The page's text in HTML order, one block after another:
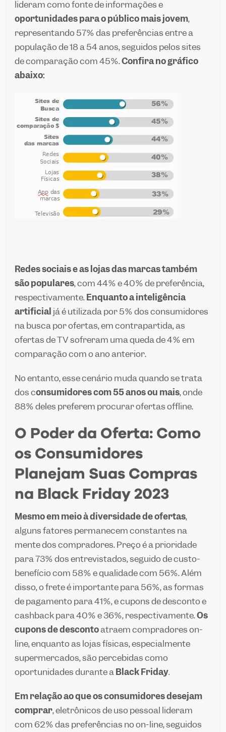
lideram como fonte de informações e
oportunidades para o público mais jovem,
representando 57% das preferências entre a
população de 18 a 54 anos, seguidos pelos sites
de comparação com 45%.Confira no gráfico
abaixo:
Redes sociais e as lojas das marcas também
são populares, com 44% e 40% de preferência,
respectivamente.Enquanto a inteligência
artificial já é utilizada por 5% dos consumidores
na busca por ofertas, em contrapartida, as
ofertas de TV sofreram uma queda de 4% em
comparação com o ano anterior.
No entanto, esse cenário muda quando se trata
dos consumidores com 55 anos ou mais, onde
88% deles preferem procurar ofertas offline.
O Poder da Oferta: Como
os Consumidores
Planejam Suas Compras
na Black Friday 2023
Mesmo em meio à diversidade de ofertas,
alguns fatores permanecem constantes na
mente dos compradores. Preço é a prioridade
para 73% dos entrevistados, seguido de custo-
benefício com 58% e qualidade com 56%. Além
disso, o frete é importante para 56%, as formas
de pagamento para 41%, e cupons de desconto e
cashback para 40% e 36%, respectivamente.Os
cupons de descontoatraem compradores on-
line, enquanto as lojas físicas, especialmente
supermercados, são percebidas como
oportunidades durante aBlack Friday.
Em relação ao que os consumidores desejam
comprar, eletrônicos de uso pessoal lideram
com 62% das preferências no on-line, seguidos